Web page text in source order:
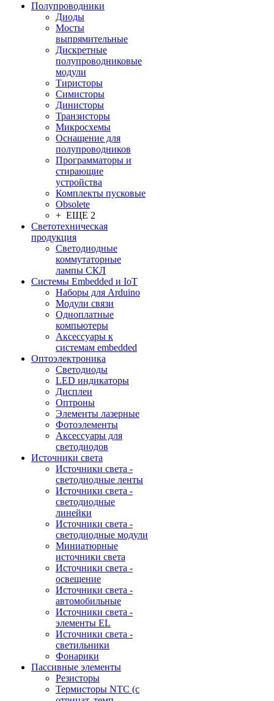
Полупроводники
Диоды
Мосты
выпрямительные
Дискретные
полупроводниковые
модули
Тиристоры
Симисторы
Динисторы
Транзисторы
Микросхемы
Оснащение для
полупроводников
Программаторы и
стирающие
устройства
Комплекты пусковые
Obsolete
+ ЕЩЕ 2
Светотехническая
продукция
Светодиодные
коммутаторные
лампы СКЛ
Системы Embedded и IoT
Наборы для Arduino
Модули связи
Одноплатные
компьютеры
Аксессуары к
системам embedded
Oптоэлектроника
Светодиоды
LED индикаторы
Дисплеи
Оптроны
Элементы лазерные
Фотоэлементы
Аксессуары для
светодиодов
Источники света
Источники света -
светодиодные ленты
Источники света -
светодиодные
линейки
Источники света -
светодиодные модули
Миниатюрные
источники света
Источники света -
освещение
Источники света -
автомобильные
Источники света -
элементы EL
Источники света -
светильники
Фонарики
Пассивные элементы
Резисторы
Термисторы NTC (с